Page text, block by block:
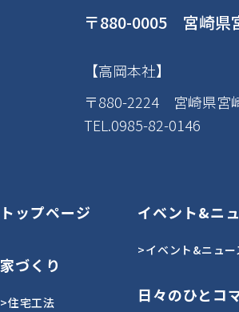
〒880-0005 宮崎県
【高岡本社】
〒880-2224 宮崎県宮
TEL.0985-82-0146
トップページ
家づくり
>住宅工法
イベント&ニ
>イベント&ニュー
日々のひとコ